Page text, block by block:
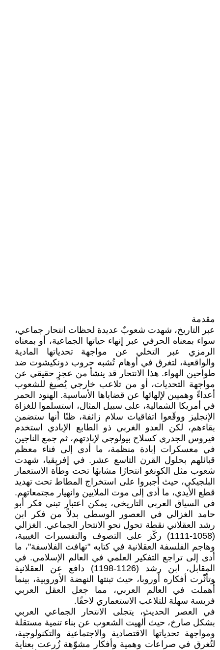
مقدمة
عبر التاريخ، شهدت شعوبٌ عديدة لحظات انتحار جماعي،
سواء بمعناه الحرفي عبر إنهاء حياتها الجماعية، أو بمعناه
الرمزي عبر التخلي عن مواجهة تحدياتها المادية
والواقعية، لتغرق في أوهام تُشبه حروب دونكيشوت ضد
طواحين الهواء. هذا الانتحار قد ينشأ من عجزٍ حقيقي عن
مواجهة التحديات، أو من تلاعب خارجي يُصيغ للشعوب
أعداءً وهميين لإلهائها عن قضاياها الأساسية. الهنود الحمر
في أمريكا الشمالية، على سبيل المثال، استسلموا للغزاة
الإنجليز ووقّعوا اتفاقيات سلام زائفة، ظنًا أنها ستضمن
بقاءهم، لكن العدو الغربي ذو الطابع الإبادي استخدم
فيروس الجدري كسلاح بيولوجي لإبادتهم، ثم جمع الناجين
في معسكرات إبادة منظمة، ما أدى إلى فناء معظم
قبائلهم بحلول القرن التاسع عشر. في إفريقيا، شهدت
شعوب مثل الكونغو انتحارًا مشابهًا تحت وطأة الاستعمار
البلجيكي، حيث أُجبروا على استخراج المطاط تحت تهديد
قطع الأيدي، ما أدى إلى موت الملايين وانهيار مجتمعاتهم.
في السياق العربي التاريخي، يمكن اعتبار تبني فكر أبو
حامد الغزالي في العصور الوسطى بدلاً من فكر ابن
رشد العقلاني نقطة تحول نحو الانتحار الجماعي. الغزالي
(1058-1111) ركّز على التصوف والتفسيرات الغيبية،
وهاجم الفلسفة العقلانية في كتابه "تهافت الفلاسفة"، ما
أدى إلى تراجع التفكير العلمي في العالم الإسلامي. في
المقابل، ابن رشد (1126-1198) دافع عن العقلانية
وتأثّرت أفكاره أوروبا، حيث تبنتها النهضة الأوروبية، بينما
أُهملت في العالم العربي، مما جعل العقل العربي
فريسة سهلة للتلاعب الاستعماري لاحقًا.
في العصر الحديث، يتجلى الانتحار الجماعي العربي
بشكل صارخ، حيث أُلهيت الشعوب عن بناء تنمية مستقلة
ومواجهة تحدياتها الاقتصادية والاجتماعية والتكنولوجية،
لتُغرق في صراعات وهمية وأفكار مشوّهة زُرعت بعناية